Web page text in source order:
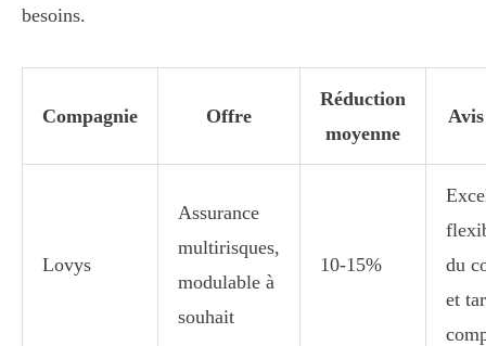
besoins.
Compagnie Offre
Réduction
moyenne
Lovys
Assurance
multirisques,
modulable à
souhait
10-15%
du
et